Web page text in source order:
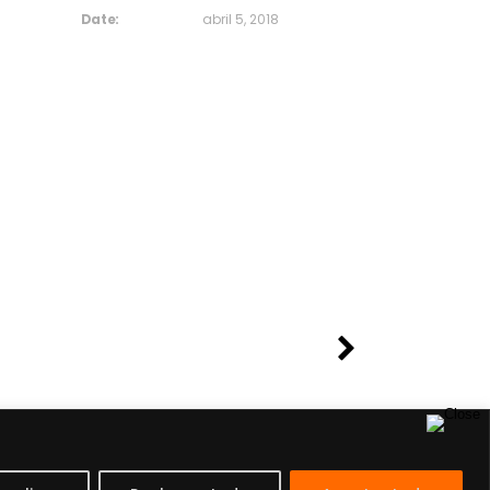
Date:
abril 5, 2018
Asistente Virtual